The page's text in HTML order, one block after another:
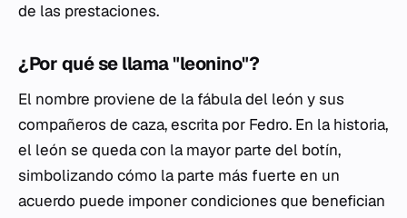
de las prestaciones.
¿Por qué se llama "leonino"?
El nombre proviene de la fábula del león y sus
compañeros de caza, escrita por Fedro. En la historia,
el león se queda con la mayor parte del botín,
simbolizando cómo la parte más fuerte en un
acuerdo puede imponer condiciones que benefician